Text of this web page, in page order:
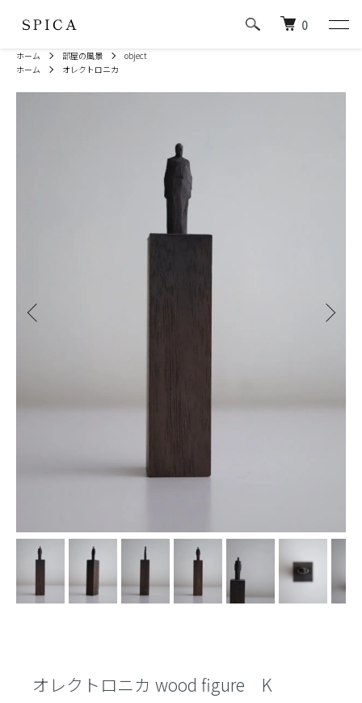
0
ホーム 部屋の風景
object
ホーム
オレクトロニカ
オレクトロニカ wood figure K